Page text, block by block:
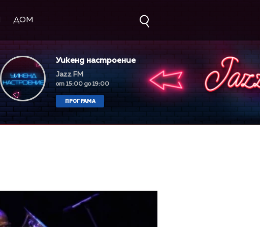
ДОМ
Уикенд настроение
Jazz FM
от 15:00 до 19:00
ПРОГРАМА